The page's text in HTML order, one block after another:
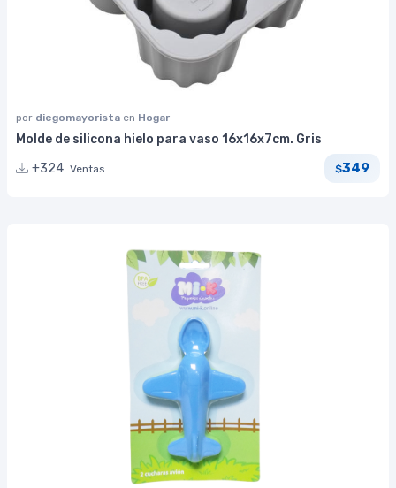
por diegomayorista en Hogar
Molde de silicona hielo para vaso 16x16x7cm. Gris
+324 Ventas $349